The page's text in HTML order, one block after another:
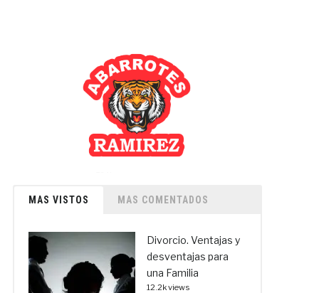
MAS VISTOS MAS COMENTADOS
Divorcio. Ventajas y
desventajas para
una Familia
12.2k views